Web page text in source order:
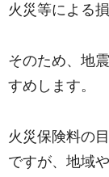
火災等による
そのため、地
すめします。
火災保険料の
ですが、地域